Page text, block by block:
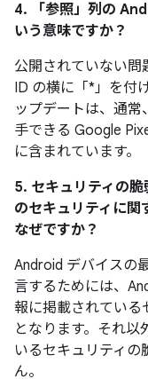
4. 「参照」 列の
いう意味ですか？
公開されていない問
ID の横に「*」を付
ップデートは、通常、
手できる Google
に含まれています。
5. セキュリティの
のセキュリティに関
なぜですか？
Android デバイスの
言するためには、
報に掲載されている
となります。それ
いるセキュリティ
ん。